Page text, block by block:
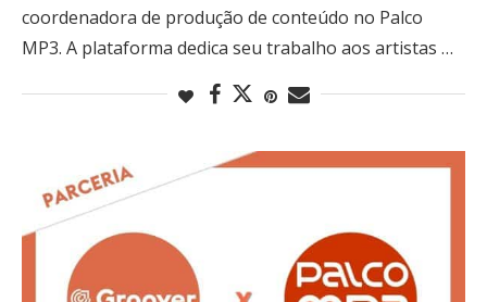
coordenadora de produção de conteúdo no Palco
MP3. A plataforma dedica seu trabalho aos artistas …